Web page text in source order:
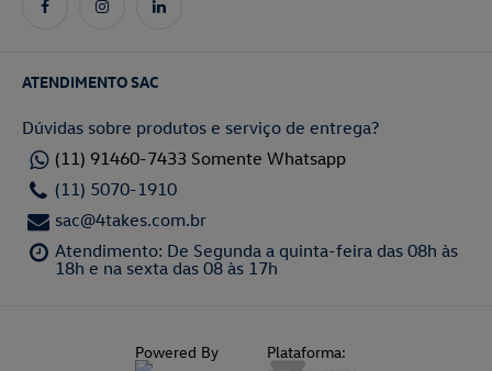
ATENDIMENTO SAC
Dúvidas sobre produtos e serviço de entrega?
(11) 91460-7433 Somente Whatsapp
(11) 5070-1910
sac@4takes.com.br
Atendimento: De Segunda a quinta-feira das 08h às
18h e na sexta das 08 às 17h
Powered By Plataforma: